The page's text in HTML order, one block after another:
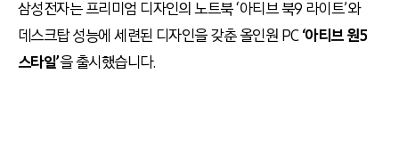
삼성전자는 프리미엄 디자인의 노트북 ‘아티브 북9 라이트’와
데스크탑 성능에 세련된 디자인을 갖춘 올인원 PC‘아티브 원5
스타일’을 출시했습니다.